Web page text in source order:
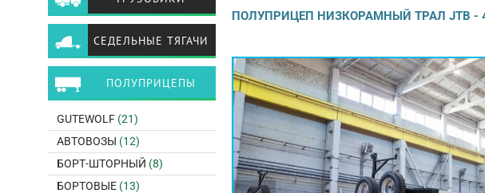
ПОЛУПРИЦЕП НИЗКОРАМНЫЙ ТРАЛ JTB -
СЕДЕЛЬНЫЕ ТЯГАЧИ
ПОЛУПРИЦЕПЫ
GUTEWOLF (21)
АВТОВОЗЫ (12)
БОРТ-ШТОРНЫЙ (8)
БОРТОВЫЕ (13)